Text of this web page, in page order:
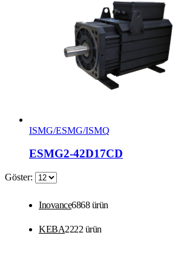
ISMG/ESMG/ISMQ
ESMG2-42D17CD
Göster:
Inovance6868 ürün
KEBA2222 ürün